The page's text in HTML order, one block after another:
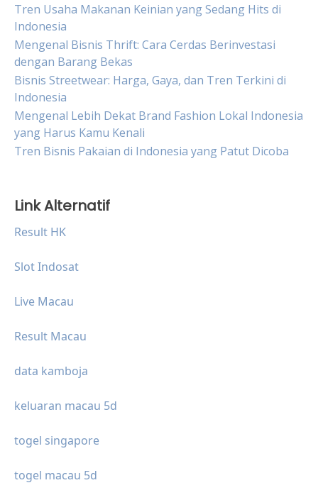
Tren Usaha Makanan Keinian yang Sedang Hits di
Indonesia
Mengenal Bisnis Thrift: Cara Cerdas Berinvestasi
dengan Barang Bekas
Bisnis Streetwear: Harga, Gaya, dan Tren Terkini di
Indonesia
Mengenal Lebih Dekat Brand Fashion Lokal Indonesia
yang Harus Kamu Kenali
Tren Bisnis Pakaian di Indonesia yang Patut Dicoba
Link Alternatif
Result HK
Slot Indosat
Live Macau
Result Macau
data kamboja
keluaran macau 5d
togel singapore
togel macau 5d